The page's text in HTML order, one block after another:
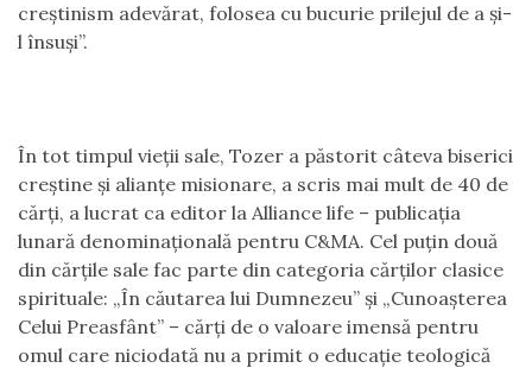
creştinism adevărat, folosea cu bucurie prilejul de a şi-
l însuşi”.
În tot timpul vieţii sale, Tozer a păstorit câteva biserici
creştine şi alianţe misionare, a scris mai mult de 40 de
cărţi, a lucrat ca editor la Alliance life – publicaţia
lunară denominaţională pentru C&MA. Cel puţin două
din cărţile sale fac parte din categoria cărţilor clasice
spirituale: „În căutarea lui Dumnezeu” şi „Cunoaşterea
Celui Preasfânt” – cărţi de o valoare imensă pentru
omul care niciodată nu a primit o educaţie teologică